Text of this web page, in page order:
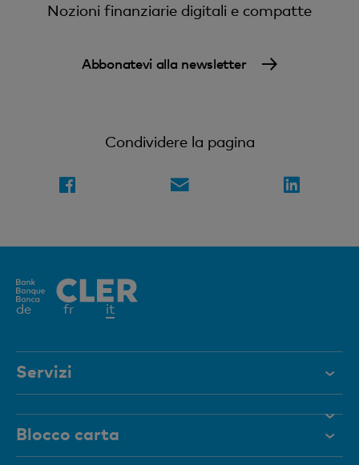
Nozioni finanziarie digitali e compatte
Abbonatevi alla newsletter
Condividere la pagina
de fr itElemento
Servizi
Documenti
Blocco carta